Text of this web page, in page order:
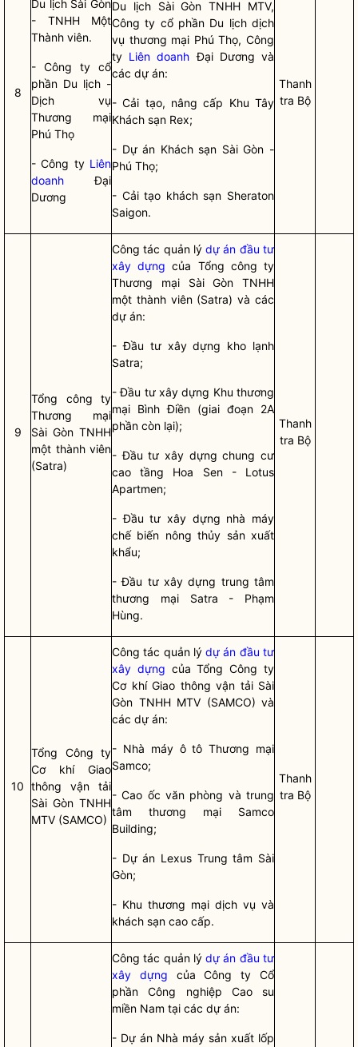
8
Du lịch Sài Gòn
- TNHH Một
Thành viên.
- Công ty cổ
phần Du lịch -
Dịch vụ
Thương mại
Phú Thọ
- Công ty Liên
doanh Đại
Dương
Du lịch Sài Gòn TNHH MTV,
Công ty cổ phần Du lịch dịch
vụ thương mại Phú Thọ, Công
ty Liên doanh Đại Dương và
các dự án:
- Cải tạo, nâng cấp Khu Tây
Khách sạn Rex;
- Dự án Khách sạn Sài Gòn -
Phú Thọ;
- Cải tạo khách sạn Sheraton
Saigon.
Thanh
tra Bộ
9
Tổng công ty
Thương mại
Sài Gòn TNHH
một thành viên
(Satra)
Công tác quản lýdự án đầu tư
xây dựng của Tổng công ty
Thương mại Sài Gòn TNHH
một thành viên (Satra) và các
dự án:
- Đầu tư xây dựng kho lạnh
Satra;
- Đầu tư xây dựng Khu thương
mại Bình Điền (giai đoạn 2A
phần còn lại);
- Đầu tư xây dựng chung cư
cao tầng Hoa Sen - Lotus
Apartmen;
- Đầu tư xây dựng nhà máy
chế biến nông thủy sản xuất
khẩu;
- Đầu tư xây dựng trung tâm
thương mại Satra - Phạm
Hùng.
Thanh
tra Bộ
10
Tổng Công ty
Cơ khí Giao
thông vận tải
Sài Gòn TNHH
MTV (SAMCO)
Công tác quản lýdự án đầu tư
xây dựng của Tổng Công ty
Cơ khí Giao thông vận tải Sài
Gòn TNHH MTV (SAMCO) và
các dự án:
- Nhà máy ô tô Thương mại
Samco;
- Cao ốc văn phòng và trung
tâm thương mại Samco
Building;
- Dự án Lexus Trung tâm Sài
Gòn;
- Khu thương mại dịch vụ và
khách sạn cao cấp.
Thanh
tra Bộ
Công tác quản lýdự án đầu tư
xây dựng của Công ty Cổ
phần Công nghiệp Cao su
miền Nam tại các dự án:
- Dự án Nhà máy sản xuất lốp